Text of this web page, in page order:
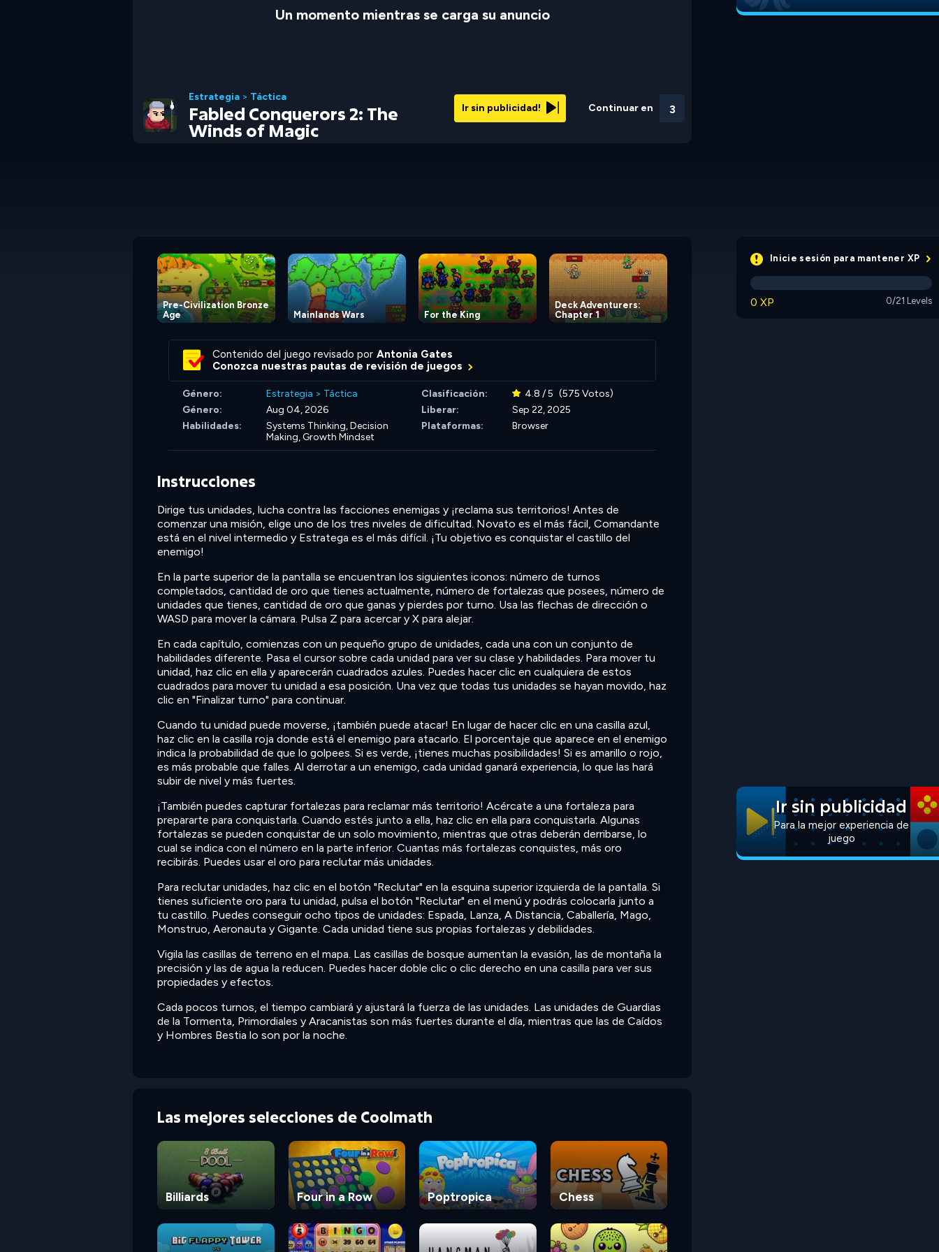
Un momento mientras se carga su anuncio
Continuar en 3
Ir sin publicidad!
Estrategia > Táctica
Fabled Conquerors 2: The
Winds of Magic
Pre-Civilization Bronze
Age
Mainlands Wars For the King
Deck Adventurers:
Chapter 1
Contenido del juego revisado por Antonia Gates
Conozca nuestras pautas de revisión de juegos
Género: Estrategia > Táctica Clasificación: 4.8 / 5 (575 Votos)
Género:
Aug 04, 2026 Liberar:
Sep 22, 2025
Habilidades:
Systems Thinking,Decision
Making,Growth Mindset
Plataformas: Browser
Instrucciones
Dirige tus unidades, lucha contra las facciones enemigas y ¡reclama sus territorios! Antes de
comenzar una misión, elige uno de los tres niveles de dificultad. Novato es el más fácil, Comandante
está en el nivel intermedio y Estratega es el más difícil. ¡Tu objetivo es conquistar el castillo del
enemigo!
En la parte superior de la pantalla se encuentran los siguientes iconos: número de turnos
completados, cantidad de oro que tienes actualmente, número de fortalezas que posees, número de
unidades que tienes, cantidad de oro que ganas y pierdes por turno. Usa las flechas de dirección o
WASD para mover la cámara. Pulsa Z para acercar y X para alejar.
En cada capítulo, comienzas con un pequeño grupo de unidades, cada una con un conjunto de
habilidades diferente. Pasa el cursor sobre cada unidad para ver su clase y habilidades. Para mover tu
unidad, haz clic en ella y aparecerán cuadrados azules. Puedes hacer clic en cualquiera de estos
cuadrados para mover tu unidad a esa posición. Una vez que todas tus unidades se hayan movido, haz
clic en "Finalizar turno" para continuar.
Cuando tu unidad puede moverse, ¡también puede atacar! En lugar de hacer clic en una casilla azul,
haz clic en la casilla roja donde está el enemigo para atacarlo. El porcentaje que aparece en el enemigo
indica la probabilidad de que lo golpees. Si es verde, ¡tienes muchas posibilidades! Si es amarillo o rojo,
es más probable que falles. Al derrotar a un enemigo, cada unidad ganará experiencia, lo que las hará
subir de nivel y más fuertes.
¡También puedes capturar fortalezas para reclamar más territorio! Acércate a una fortaleza para
prepararte para conquistarla. Cuando estés junto a ella, haz clic en ella para conquistarla. Algunas
fortalezas se pueden conquistar de un solo movimiento, mientras que otras deberán derribarse, lo
cual se indica con el número en la parte inferior. Cuantas más fortalezas conquistes, más oro
recibirás. Puedes usar el oro para reclutar más unidades.
Para reclutar unidades, haz clic en el botón "Reclutar" en la esquina superior izquierda de la pantalla. Si
tienes suficiente oro para tu unidad, pulsa el botón "Reclutar" en el menú y podrás colocarla junto a
tu castillo. Puedes conseguir ocho tipos de unidades: Espada, Lanza, A Distancia, Caballería, Mago,
Monstruo, Aeronauta y Gigante. Cada unidad tiene sus propias fortalezas y debilidades.
Vigila las casillas de terreno en el mapa. Las casillas de bosque aumentan la evasión, las de montaña la
precisión y las de agua la reducen. Puedes hacer doble clic o clic derecho en una casilla para ver sus
propiedades y efectos.
Cada pocos turnos, el tiempo cambiará y ajustará la fuerza de las unidades. Las unidades de Guardias
de la Tormenta, Primordiales y Aracanistas son más fuertes durante el día, mientras que las de Caídos
y Hombres Bestia lo son por la noche.
Las mejores selecciones de Coolmath
Billiards Four in a Row Poptropica Chess
Inicie sesión para mantener XP
0 XP 0/21 Levels
Ir sin publicidad
Para la mejor experiencia de
juego